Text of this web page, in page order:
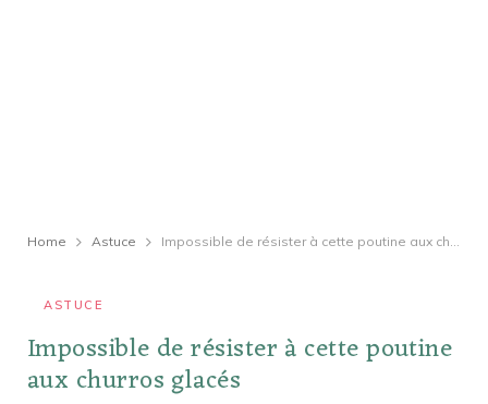
Home Astuce Impossible de résister à cette poutine aux churros glacés
ASTUCE
Impossible de résister à cette poutine
aux churros glacés